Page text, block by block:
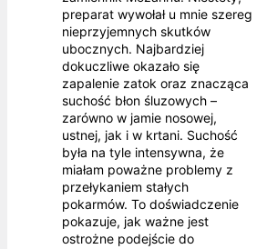
preparat wywołał u mnie szereg
nieprzyjemnych skutków
ubocznych. Najbardziej
dokuczliwe okazało się
zapalenie zatok oraz znacząca
suchość błon śluzowych –
zarówno w jamie nosowej,
ustnej, jak i w krtani. Suchość
była na tyle intensywna, że
miałam poważne problemy z
przełykaniem stałych
pokarmów. To doświadczenie
pokazuje, jak ważne jest
ostrożne podejście do